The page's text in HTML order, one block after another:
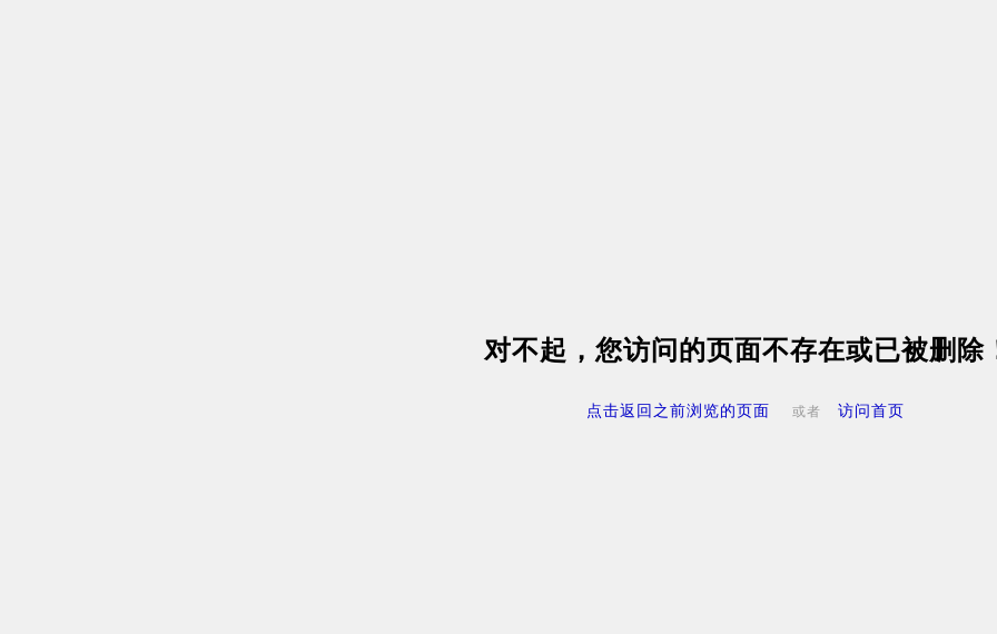
对不起，您访问的页面不存在或已被删除
点击返回之前浏览的页面 或者 访问首页